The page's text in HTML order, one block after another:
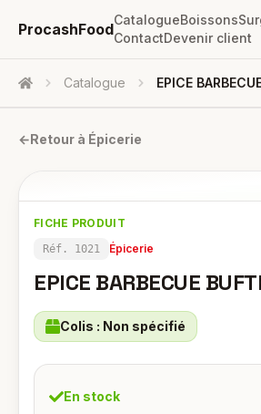
ProcashFood
CatalogueBoissons
ContactDevenir client
Accueil Catalogue
←Retour à Épicerie
FICHE PRODUIT
Réf. 1021 Épicerie
EPICE BARBECUE
Colis : Non spécifié
En stock